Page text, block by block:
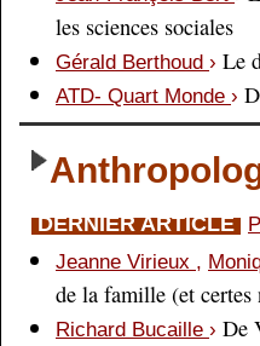
les sciences sociales
Gérald Berthoud › Le
ATD- Quart Monde ›
DERNIER ARTICLE
Jeanne Virieux ,
de la famille (et certes
Richard Bucaille › De